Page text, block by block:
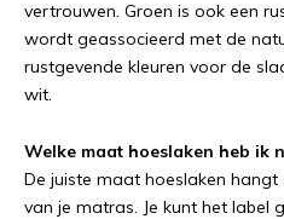
vertrouwen. Groen is ook een
wordt geassocieerd met de
rustgevende kleuren voor de
wit.
Welke maat hoeslaken heb ik
De juiste maat hoeslaken
van je matras. Je kunt het label